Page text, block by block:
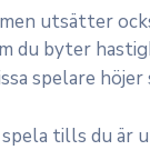
utsätter
du byter
spelare
tills du är